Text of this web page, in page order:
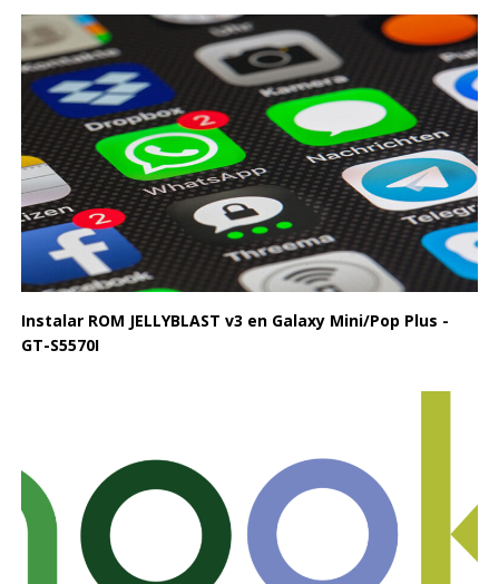
Instalar ROM JELLYBLAST v3 en Galaxy Mini/Pop Plus -
GT-S5570I